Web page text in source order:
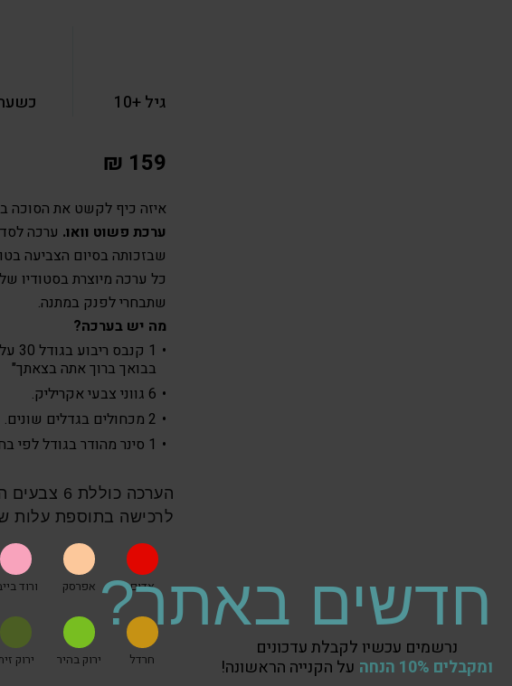
גיל +10
₪ 159
איזה כיף לקשט את הסוכה
ערכת פשוט וואו. ערכה
שבזכותה בסיום הצביעה
כל ערכה מיוצרת בסטודיו
שתבחרי לפנק במתנה.
מה יש בערכה?
בבואך ברוך אתה בצאתך"
6 גווני צבעי אקריליק.
2 מכחולים בגדלים שונים.
1 סינר מהודר בגודל לפי בחירה.
הערכה
לרכישה בתוספת עלות של 5 ₪ לכל
אדום אפרסק ורוד
חרדל ירוק בהיר ירוק
חדשים באתר?
נרשמים עכשיו לקבלת עדכונים
ומקבלים 10% הנחה
על הקנייה הראשונה!